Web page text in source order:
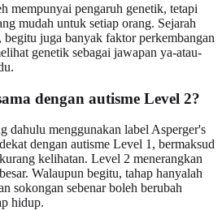
mempunyai pengaruh genetik, tetapi
mudah untuk setiap orang. Sejarah
juga banyak faktor perkembangan
genetik sebagai jawapan ya-atau-
dengan autisme Level 2?
dahulu menggunakan label Asperger's
dengan autisme Level 1, bermaksud
kelihatan. Level 2 menerangkan
Walaupun begitu, tahap hanyalah
sokongan sebenar boleh berubah
hidup.